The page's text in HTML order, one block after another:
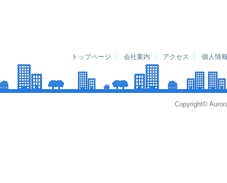
トップページ 会社案内 アクセス 個人情
Copyright©